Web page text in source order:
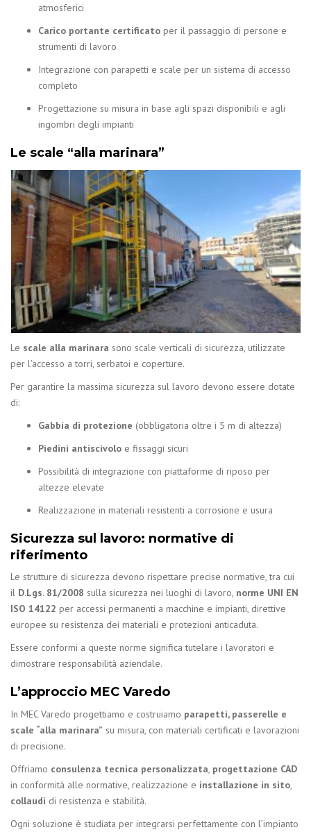
atmosferici
Carico portante certificato per il passaggio di persone e
strumenti di lavoro
Integrazione con parapetti e scale per un sistema di accesso
completo
Progettazione su misura in base agli spazi disponibili e agli
ingombri degli impianti
Le scale “alla marinara”
Le scale alla marinara sono scale verticali di sicurezza, utilizzate
per l’accesso a torri, serbatoi e coperture.
Per garantire la massima sicurezza sul lavoro devono essere dotate
di:
Gabbia di protezione (obbligatoria oltre i 5 m di altezza)
Piedini antiscivolo e fissaggi sicuri
Possibilità di integrazione con piattaforme di riposo per
altezze elevate
Realizzazione in materiali resistenti a corrosione e usura
Sicurezza sul lavoro: normative di
riferimento
Le strutture di sicurezza devono rispettare precise normative, tra cui
il D.Lgs. 81/2008 sulla sicurezza nei luoghi di lavoro, norme UNI EN
ISO 14122 per accessi permanenti a macchine e impianti, direttive
europee su resistenza dei materiali e protezioni anticaduta.
Essere conformi a queste norme significa tutelare i lavoratori e
dimostrare responsabilità aziendale.
L’approccio MEC Varedo
In MEC Varedo progettiamo e costruiamo parapetti, passerelle e
scale “alla marinara” su misura, con materiali certificati e lavorazioni
di precisione.
Offriamo consulenza tecnica personalizzata, progettazione CAD
in conformità alle normative, realizzazione e installazione in sito,
collaudi di resistenza e stabilità.
Ogni soluzione è studiata per integrarsi perfettamente con l’impianto